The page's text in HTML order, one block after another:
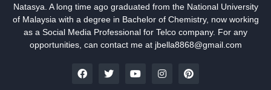
Natasya. A long time ago graduated from the National University
of Malaysia with a degree in Bachelor of Chemistry, now working
as a Social Media Professional for Telco company. For any
opportunities, can contact me at jbella8868@gmail.com